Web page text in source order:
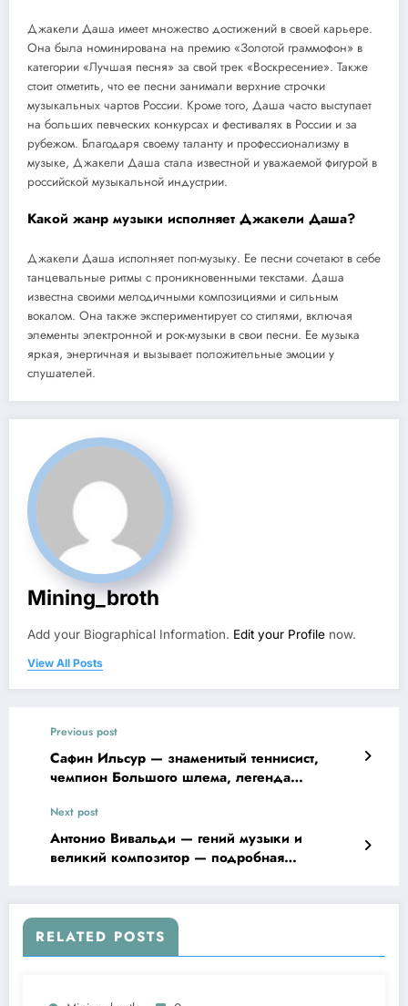
Джакели Даша имеет множество достижений в своей карьере.
Она была номинирована на премию «Золотой граммофон» в
категории «Лучшая песня» за свой трек «Воскресение». Также
стоит отметить, что ее песни занимали верхние строчки
музыкальных чартов России. Кроме того, Даша часто выступает
на больших певческих конкурсах и фестивалях в России и за
рубежом. Благодаря своему таланту и профессионализму в
музыке, Джакели Даша стала известной и уважаемой фигурой в
российской музыкальной индустрии.
Какой жанр музыки исполняет Джакели Даша?
Джакели Даша исполняет поп-музыку. Ее песни сочетают в себе
танцевальные ритмы с проникновенными текстами. Даша
известна своими мелодичными композициями и сильным
вокалом. Она также экспериментирует со стилями, включая
элементы электронной и рок-музыки в свои песни. Ее музыка
яркая, энергичная и вызывает положительные эмоции у
слушателей.
Mining_broth
Add your Biographical Information. Edit your Profile now.
View All Posts
Previous post
Сафин Ильсур — знаменитый теннисист,
чемпион Большого шлема, легенда
достижения, интересные факты
Next post
Антонио Вивальди — гений музыки и
великий композитор — подробная
RELATED POSTS